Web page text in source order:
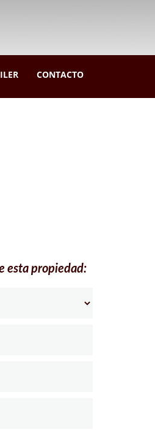
CONTACTO
esta propiedad: